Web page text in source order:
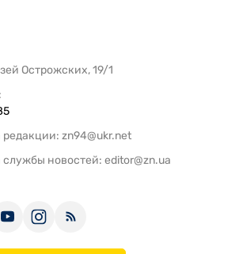
Острожских, 19/1
редакции: zn94@ukr.net
службы новостей: editor@zn.ua